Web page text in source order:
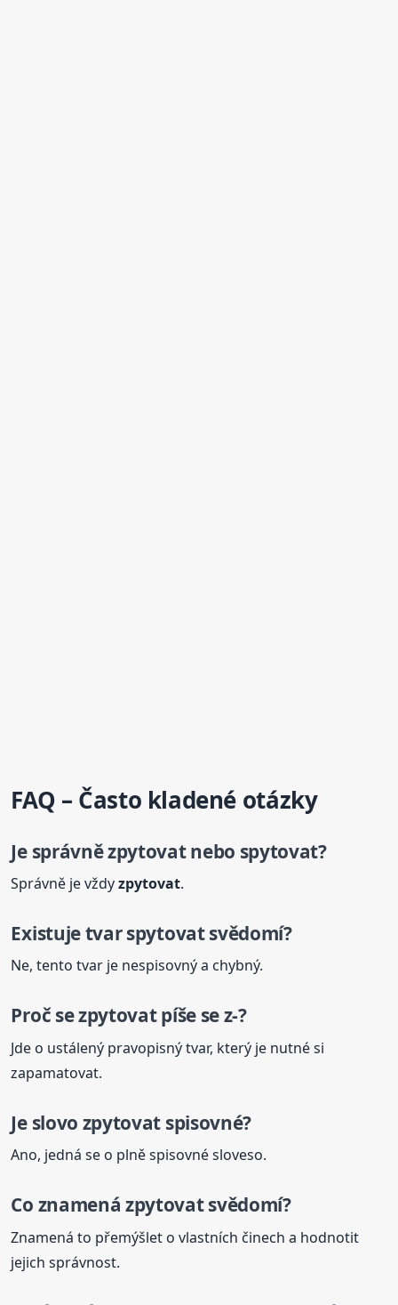
FAQ – Často kladené otázky
Je správně zpytovat nebo spytovat?
Správně je vždyzpytovat.
Existuje tvar spytovat svědomí?
Ne, tento tvar je nespisovný a chybný.
Proč se zpytovat píše se z-?
Jde o ustálený pravopisný tvar, který je nutné si
zapamatovat.
Je slovo zpytovat spisovné?
Ano, jedná se o plně spisovné sloveso.
Co znamená zpytovat svědomí?
Znamená to přemýšlet o vlastních činech a hodnotit
jejich správnost.